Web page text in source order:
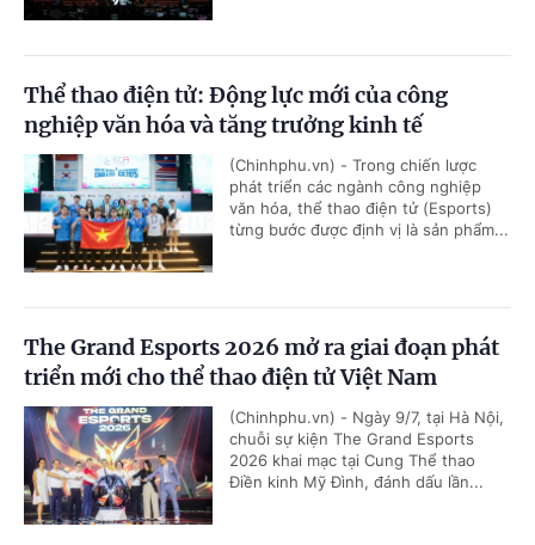
Thể thao điện tử: Động lực mới của công
nghiệp văn hóa và tăng trưởng kinh tế
(Chinhphu.vn) - Trong chiến lược
phát triển các ngành công nghiệp
văn hóa, thể thao điện tử (Esports)
từng bước được định vị là sản phẩm...
The Grand Esports 2026 mở ra giai đoạn phát
triển mới cho thể thao điện tử Việt Nam
(Chinhphu.vn) - Ngày 9/7, tại Hà Nội,
chuỗi sự kiện The Grand Esports
2026 khai mạc tại Cung Thể thao
Điền kinh Mỹ Đình, đánh dấu lần...